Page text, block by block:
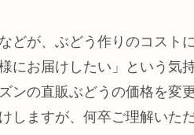
どが、ぶどう作りのコスト
にお届けしたい」という
ンの直販ぶどうの価格を変
しますが、何卒ご理解いた